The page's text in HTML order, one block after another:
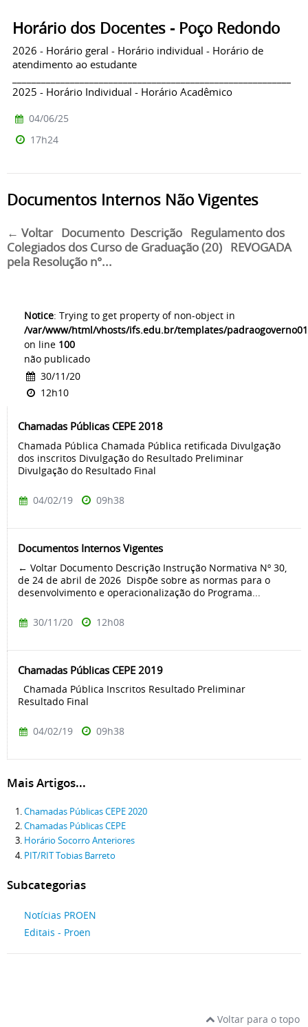
Horário dos Docentes - Poço Redondo
2026 - Horário geral - Horário individual - Horário de
atendimento ao estudante
2025 - Horário Individual - Horário Acadêmico
04/06/25
17h24
Documentos Internos Não Vigentes
← Voltar Documento Descrição Regulamento dos
Colegiados dos Curso de Graduação (20) REVOGADA
pela Resolução n°...
Notice: Trying to get property of non-object in
/var/www/html/vhosts/ifs.edu.br/templates/
on line 100
não publicado
30/11/20
12h10
Chamadas Públicas CEPE 2018
Chamada Pública Chamada Pública retificada Divulgação
dos inscritos Divulgação do Resultado Preliminar
Divulgação do Resultado Final
04/02/19 09h38
Documentos Internos Vigentes
← Voltar Documento Descrição Instrução Normativa Nº 30,
de 24 de abril de 2026 Dispõe sobre as normas para o
desenvolvimento e operacionalização do Programa...
30/11/20 12h08
Chamadas Públicas CEPE 2019
Chamada Pública Inscritos Resultado Preliminar
Resultado Final
04/02/19 09h38
Mais Artigos...
Chamadas Públicas CEPE 2020
Chamadas Públicas CEPE
Horário Socorro Anteriores
PIT/RIT Tobias Barreto
Subcategorias
Notícias PROEN
Editais - Proen
Voltar para o topo